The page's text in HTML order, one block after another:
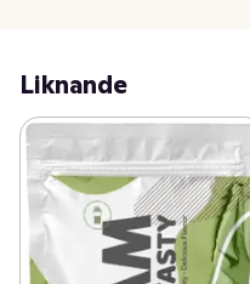
Liknande